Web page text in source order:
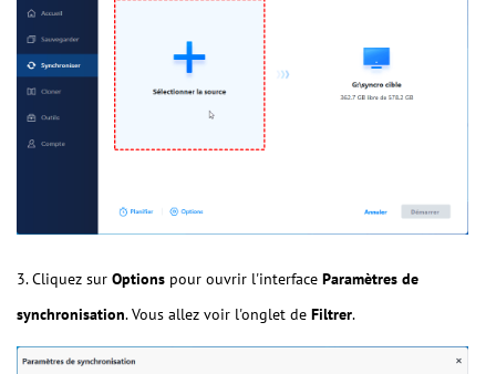
3. Cliquez sur Options pour ouvrir l'interface Paramètres de
synchronisation. Vous allez voir l'onglet de Filtrer.